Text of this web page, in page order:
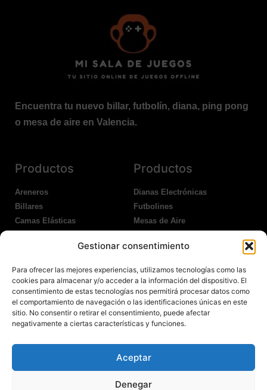
Gestionar consentimiento
Para ofrecer las mejores experiencias, utilizamos tecnologías como las
cookies para almacenar y/o acceder a la información del dispositivo. El
consentimiento de estas tecnologías nos permitirá procesar datos como
el comportamiento de navegación o las identificaciones únicas en este
sitio. No consentir o retirar el consentimiento, puede afectar
negativamente a ciertas características y funciones.
Aceptar
Denegar
Encuentra tu nuevo billar, futbolín, diana, ping pong
o mesa de aire en Valencia.
Productos
Areneros
Billares
Camas Elásticas
Productos
Dianas Electrónicas
Futbolines
Mesas de Aire
Ping Pong Exterior
Nosotros
Atención al Cliente
Garantías
Contacto
Política Devoluciones
Legales
Aviso Legal
Política de Privacidad
Política de Cookies
Polítíca de RRSS